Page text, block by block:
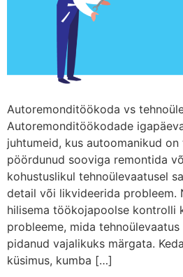
Autoremonditöökoda vs
Autoremonditöökodade
juhtumeid, kus autoomanikud
pöördunud sooviga remontida
kohustuslikul tehnoülevaatusel
detail või likvideerida probleem.
hilisema töökojapoolse kontrolli
probleeme, mida
pidanud vajalikuks märgata.
küsimus, kumba […]